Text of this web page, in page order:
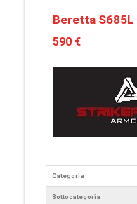
Beretta S685L
590 €
Categoria
Sottocategoria